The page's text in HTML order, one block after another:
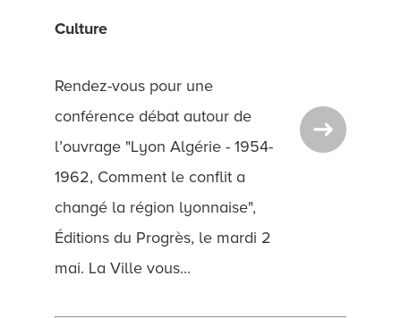
Culture
Rendez-vous pour une
conférence débat autour de
l’ouvrage "Lyon Algérie - 1954-
1962, Comment le conflit a
changé la région lyonnaise",
Éditions du Progrès, le mardi 2
mai. La Ville vous...